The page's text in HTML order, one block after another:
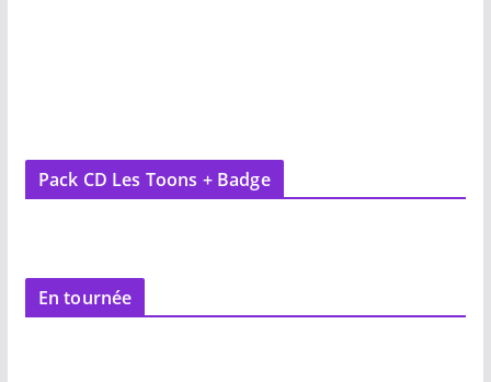
Pack CD Les Toons + Badge
En tournée